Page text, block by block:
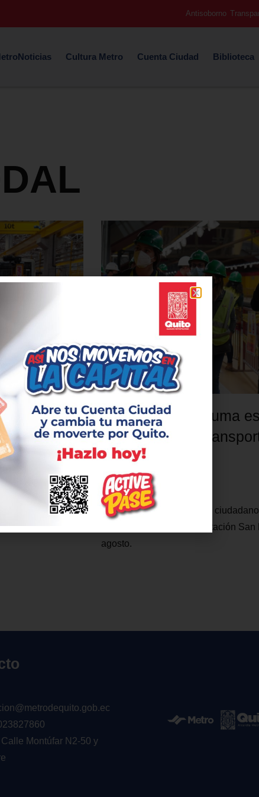
Antisoborno
Cultura Metro Cuenta Ciudad Biblioteca
la
y taxistas
junto a Alcalde y
Metro de Quito suma
integración del
municipal
31 agosto, 2021
Representantes de grupos
peatones recorrieron la estación
agosto.
Montúfar N2-50 y